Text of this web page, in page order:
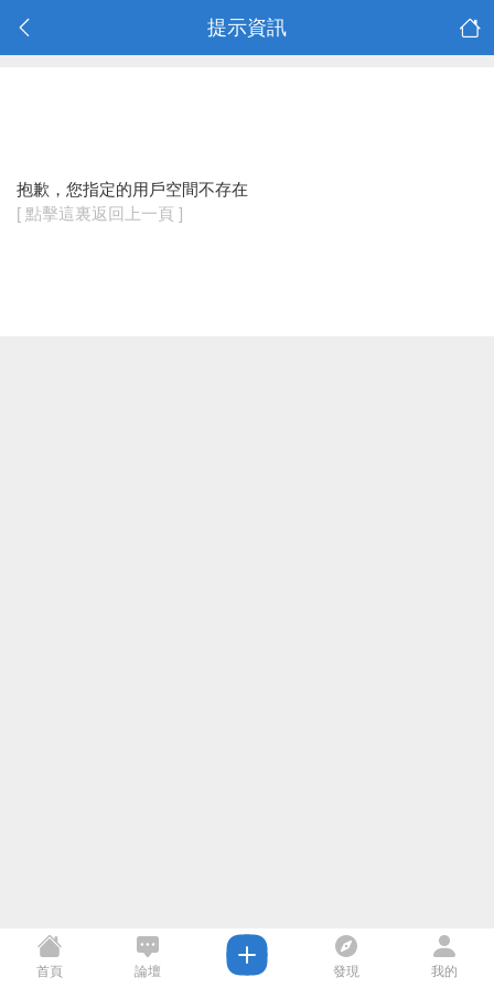
提示資訊
抱歉，您指定的用戶空間不存在
[ 點擊這裏返回上一頁 ]
首頁 論壇 發現 我的